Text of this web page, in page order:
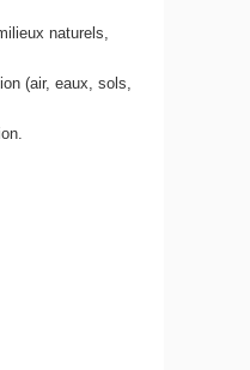
naturels,
(air, eaux, sols,